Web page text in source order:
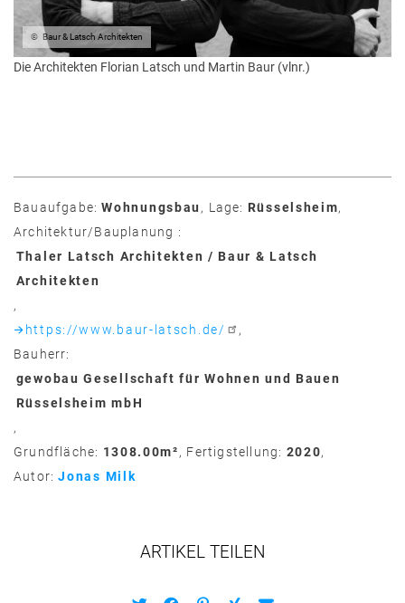
Baur & Latsch Architekten
Die Architekten Florian Latsch und Martin Baur (vlnr.)
Bauaufgabe Wohnungsbau Lage
Rüsselsheim
Architektur/Bauplanung
Thaler Latsch Architekten / Baur & Latsch
Architekten
https://www.baur-latsch.de/
Bauherr
gewobau Gesellschaft für Wohnen und Bauen
Rüsselsheim mbH
Grundfläche 1308.00m² Fertigstellung
2020
Autor Jonas Milk
ARTIKEL TEILEN